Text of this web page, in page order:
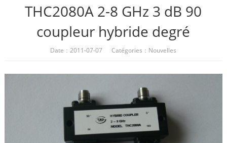
THC2080A 2-8 GHz 3 dB 90
coupleur hybride degré
Date：2011-07-07 Catégories： Nouvelles